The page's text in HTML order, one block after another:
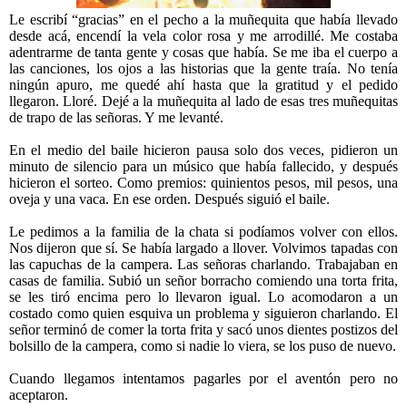
Le escribí “gracias” en el pecho a la muñequita que había llevado
desde acá, encendí la vela color rosa y me arrodillé. Me costaba
adentrarme de tanta gente y cosas que había. Se me iba el cuerpo a
las canciones, los ojos a las historias que la gente traía. No tenía
ningún apuro, me quedé ahí hasta que la gratitud y el pedido
llegaron. Lloré. Dejé a la muñequita al lado de esas tres muñequitas
de trapo de las señoras. Y me levanté.
En el medio del baile hicieron pausa solo dos veces, pidieron un
minuto de silencio para un músico que había fallecido, y después
hicieron el sorteo. Como premios: quinientos pesos, mil pesos, una
oveja y una vaca. En ese orden. Después siguió el baile.
Le pedimos a la familia de la chata si podíamos volver con ellos.
Nos dijeron que sí. Se había largado a llover. Volvimos tapadas con
las capuchas de la campera. Las señoras charlando. Trabajaban en
casas de familia. Subió un señor borracho comiendo una torta frita,
se les tiró encima pero lo llevaron igual. Lo acomodaron a un
costado como quien esquiva un problema y siguieron charlando. El
señor terminó de comer la torta frita y sacó unos dientes postizos del
bolsillo de la campera, como si nadie lo viera, se los puso de nuevo.
Cuando llegamos intentamos pagarles por el aventón pero no
aceptaron.